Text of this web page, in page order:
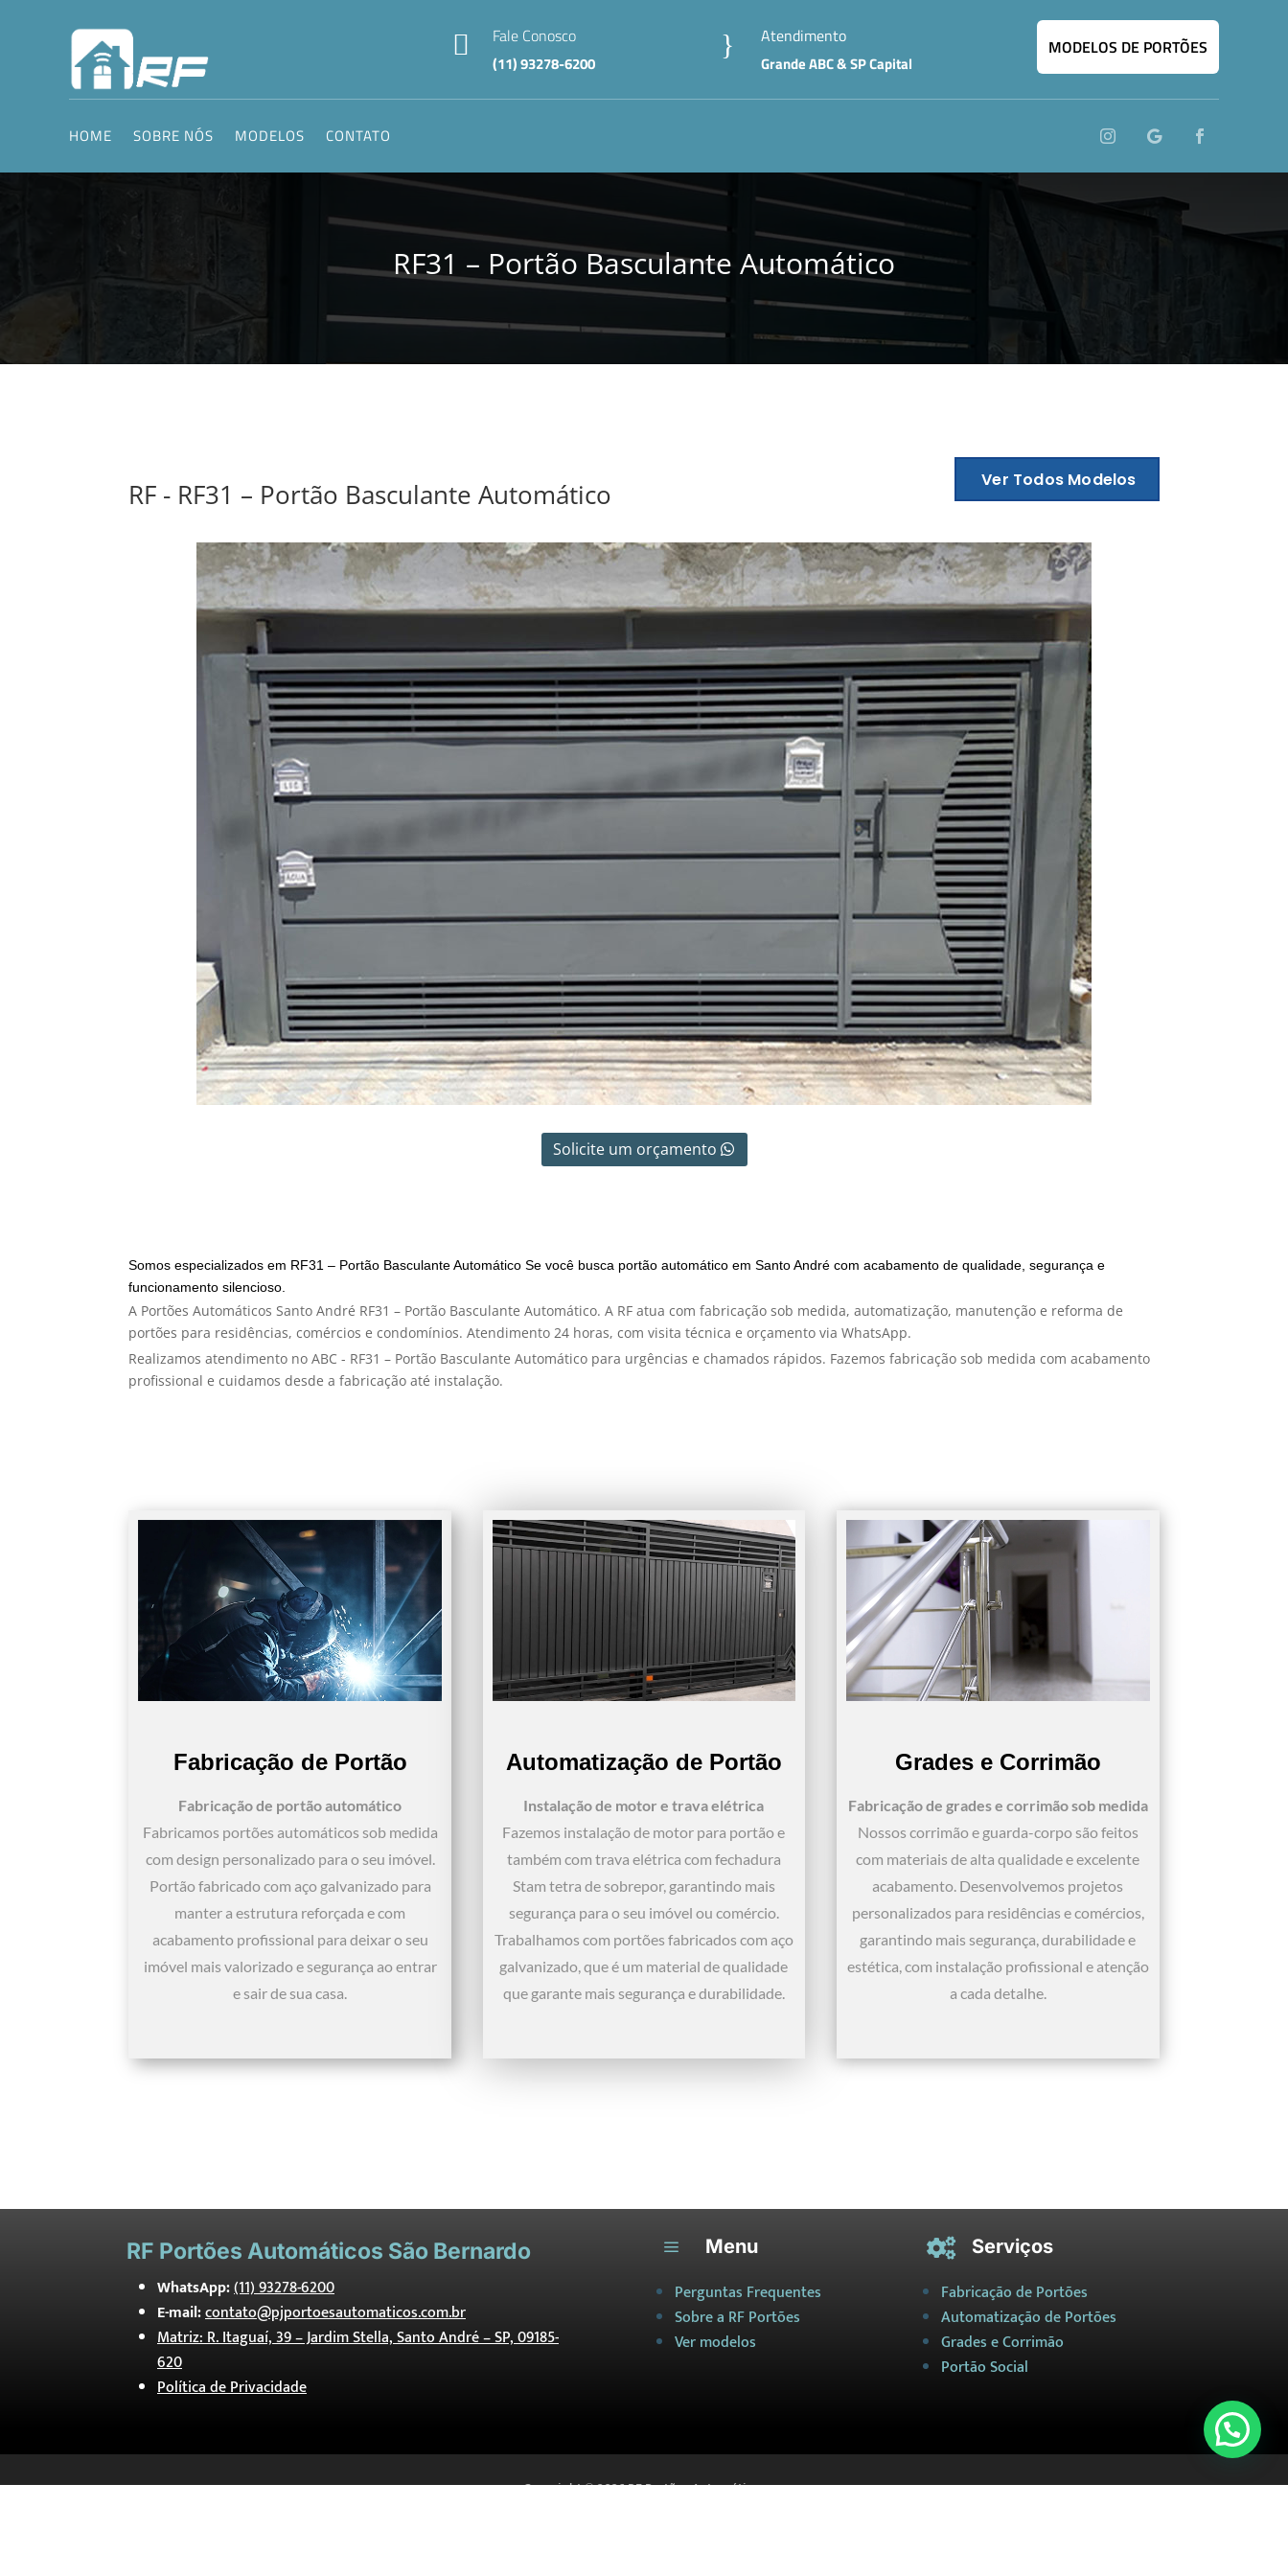
 Fale Conosco
(11) 93278-6200
} Atendimento
Grande ABC & SP Capital
MODELOS DE PORTÕES
HOME SOBRE NÓS MODELOS CONTATO
RF31 – Portão Basculante Automático
RF - RF31 – Portão Basculante Automático Ver Todos Modelos
Solicite um orçamento
Somos especializados em RF31 – Portão Basculante Automático Se você busca portão automático em Santo André com acabamento de qualidade, segurança e
funcionamento silencioso.
A Portões Automáticos Santo André RF31 – Portão Basculante Automático. A RF atua com fabricação sob medida, automatização, manutenção e reforma de
portões para residências, comércios e condomínios. Atendimento 24 horas, com visita técnica e orçamento via WhatsApp.
Realizamos atendimento no ABC - RF31 – Portão Basculante Automático para urgências e chamados rápidos. Fazemos fabricação sob medida com acabamento
profissional e cuidamos desde a fabricação até instalação.
Fabricação de Portão
Fabricação de portão automático
Fabricamos portões automáticos sob medida
com design personalizado para o seu imóvel.
Portão fabricado com aço galvanizado para
manter a estrutura reforçada e com
acabamento profissional para deixar o seu
imóvel mais valorizado e segurança ao entrar
e sair de sua casa.
Automatização de Portão
Instalação de motor e trava elétrica
Fazemos instalação de motor para portão e
também com trava elétrica com fechadura
Stam tetra de sobrepor, garantindo mais
segurança para o seu imóvel ou comércio.
Trabalhamos com portões fabricados com aço
galvanizado, que é um material de qualidade
que garante mais segurança e durabilidade.
Grades e Corrimão
Fabricação de grades e corrimão sob medida
Nossos corrimão e guarda-corpo são feitos
com materiais de alta qualidade e excelente
acabamento. Desenvolvemos projetos
personalizados para residências e comércios,
garantindo mais segurança, durabilidade e
estética, com instalação profissional e atenção
a cada detalhe.
RF Portões Automáticos São Bernardo
WhatsApp:(11) 93278-6200
E-mail:contato@pjportoesautomaticos.com.br
Matriz: R. Itaguaí, 39 – Jardim Stella, Santo André – SP, 09185-
620
Política de Privacidade
a Menu
Perguntas Frequentes
Sobre a RF Portões
Ver modelos
 Serviços
Fabricação de Portões
Automatização de Portões
Grades e Corrimão
Portão Social
Copyright © 2026 RF Portões Automáticos